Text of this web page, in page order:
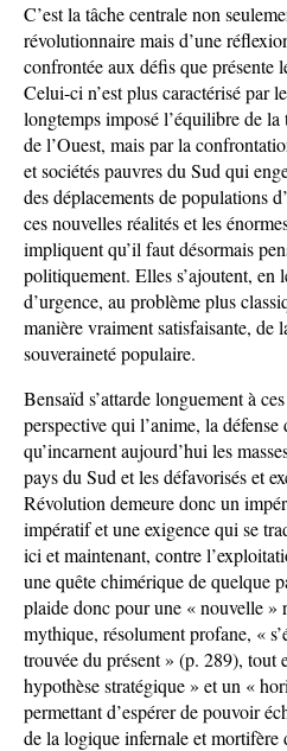
C’est la tâche centrale non
révolutionnaire mais d’une
confrontée aux défis que présente
Celui-ci n’est plus caractérisé par
longtemps imposé l’équilibre de la
de l’Ouest, mais par la
et sociétés pauvres du Sud qui
des déplacements de populations
ces nouvelles réalités et les
impliquent qu’il faut désormais
politiquement. Elles s’ajoutent, en
d’urgence, au problème plus
manière vraiment satisfaisante, de
souveraineté populaire.
Bensaïd s’attarde longuement à
perspective qui l’anime, la
qu’incarnent aujourd’hui les
pays du Sud et les défavorisés et
Révolution demeure donc un
impératif et une exigence qui se
ici et maintenant, contre
une quête chimérique de quelque
plaide donc pour une « nouvelle »
mythique, résolument profane, «
trouvée du présent » (p. 289), tout
hypothèse stratégique » et un «
permettant d’espérer de pouvoir
de la logique infernale et mortifère